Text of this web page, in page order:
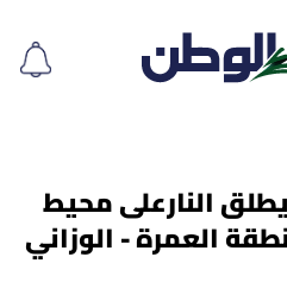
النارعلى محيط
العمرة - الوزاني